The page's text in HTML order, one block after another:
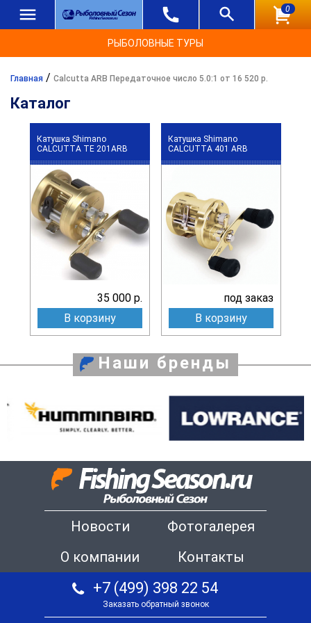
0
РЫБОЛОВНЫЕ ТУРЫ
Главная / Calcutta ARB Передаточное число 5.0:1 от 16 520 р.
Каталог
Катушка Shimano
CALCUTTA TE 201ARB
35 000 р.
В корзину
Катушка Shimano
CALCUTTA 401 ARB
под заказ
В корзину
Наши бренды
Новости
Фотогалерея
О компании
Контакты
+7 (499) 398 22 54
Заказать обратный звонок